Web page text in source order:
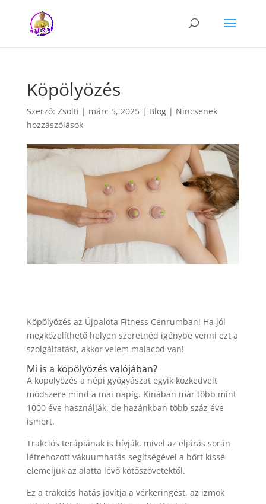
Köpölyözés
Szerző: Zsolti | márc 5, 2025| Blog| Nincsenek
hozzászólások
Köpölyözés az Újpalota Fitness Cenrumban! Ha jól
megközelíthető helyen szeretnéd igénybe venni ezt a
szolgàltatást, akkor velem malacod van!
Mi is a köpölyözés valójában?
A köpölyözés a népi gyógyászat egyik közkedvelt
módszere mind a mai napig. Kínában már több mint
1000 éve használják, de hazánkban több száz éve
ismert.
Trakciós terápiának is hívják, mivel az eljárás során
létrehozott vákuumhatás segítségével a bőrt kissé
elemeljük az alatta lévő kötőszövetektől.
Ez a trakciós hatás javítja a vérkeringést, az izmok